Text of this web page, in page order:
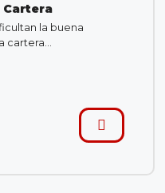
Cartera
la buena
cartera…